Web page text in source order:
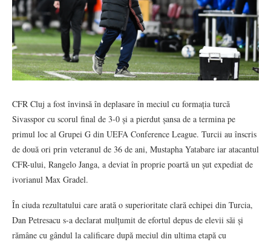
CFR Cluj a fost învinsă în deplasare în meciul cu formația turcă
Sivasspor cu scorul final de 3-0 și a pierdut șansa de a termina pe
primul loc al Grupei G din UEFA Conference League. Turcii au înscris
de două ori prin veteranul de 36 de ani, Mustapha Yatabare iar atacantul
CFR-ului, Rangelo Janga, a deviat în proprie poartă un șut expediat de
ivorianul Max Gradel.
În ciuda rezultatului care arată o superioritate clară echipei din Turcia,
Dan Petresacu s-a declarat mulțumit de efortul depus de elevii săi și
rămâne cu gândul la calificare după meciul din ultima etapă cu